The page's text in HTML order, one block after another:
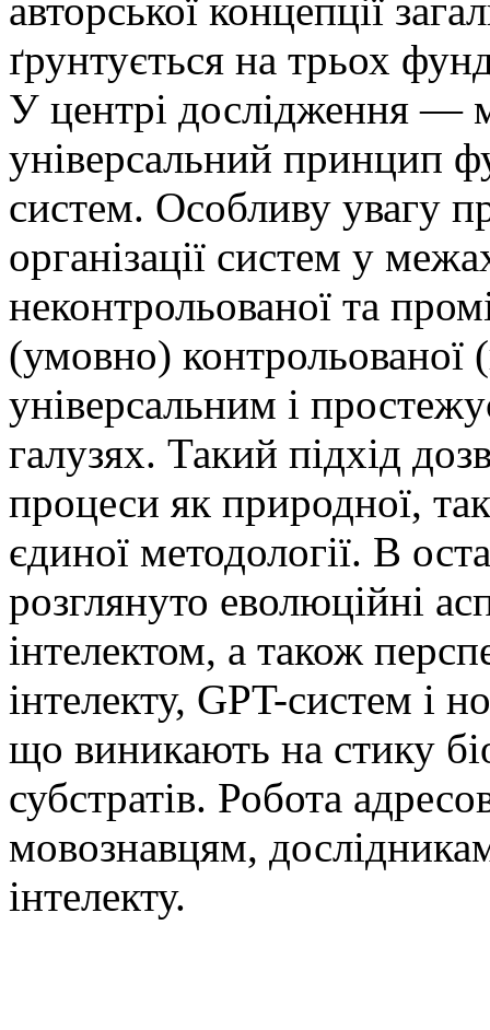
авторської концепції
ґрунтується на трьох
У центрі дослідження —
універсальний принцип
систем. Особливу увагу
організації систем у
неконтрольованої та
(умовно) контрольованої
універсальним і
галузях. Такий підхід
процеси як природної, так
єдиної методології. В
розглянуто еволюційні
інтелектом, а також
інтелекту, GPT-систем і
що виникають на стику
субстратів. Робота
мовознавцям,
інтелекту.